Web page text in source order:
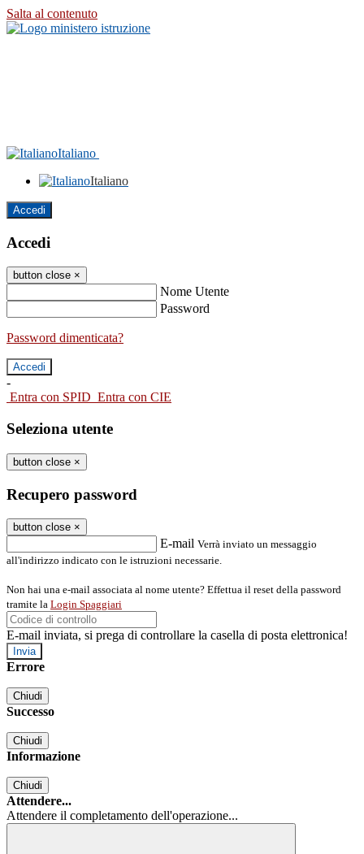
Salta al contenuto
Italiano
Italiano
Accedi
Accedi
button close ×
Nome Utente
Password
Password dimenticata?
-
Entra con SPID Entra con CIE
Seleziona utente
button close ×
Recupero password
button close ×
E-mail Verrà inviato un messaggio
all'indirizzo indicato con le istruzioni necessarie.
Non hai una e-mail associata al nome utente? Effettua il reset della password
tramite la Login Spaggiari
E-mail inviata, si prega di controllare la casella di posta elettronica!
Errore
Chiudi
Successo
Chiudi
Informazione
Chiudi
Attendere...
Attendere il completamento dell'operazione...